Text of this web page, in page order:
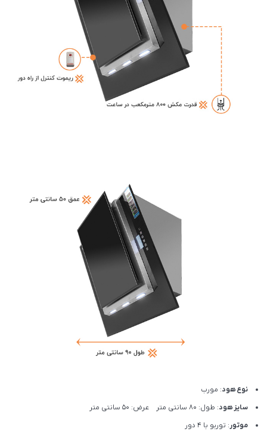
نوع هود: مورب
سایز هود: طول: 80 سانتی متر عرض: 50 سانتی متر
موتور: توربو با 4 دور